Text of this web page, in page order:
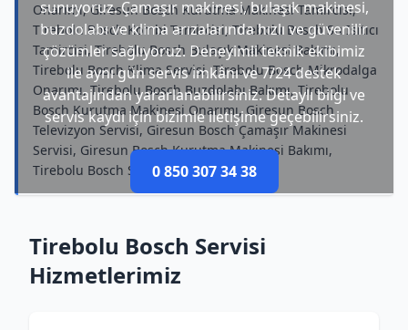
sunuyoruz. Çamaşır makinesi, bulaşık makinesi,
buzdolabı ve klima arızalarında hızlı ve güvenilir
çözümler sağlıyoruz. Deneyimli teknik ekibimiz
ile aynı gün servis imkânı ve 7/24 destek
avantajından yararlanabilirsiniz. Detaylı bilgi ve
servis kaydı için bizimle iletişime geçebilirsiniz.
0 850 307 34 38
Onarımı, Giresun Bosch Kurutma Makinesi Tamircisi,
Tirebolu Bosch Kombi Tamircisi, Tirebolu Bosch Su Isıtıcı
Tamircisi, Tirebolu Bosch Bulaşık Makinesi Bakımı,
Tirebolu Bosch Klima Servisi, Tirebolu Bosch Mikrodalga
Onarımı, Tirebolu Bosch Buzdolabı Bakımı, Tirebolu
Bosch Kurutma Makinesi Onarımı, Giresun Bosch
Televizyon Servisi, Giresun Bosch Çamaşır Makinesi
Servisi, Giresun Bosch Kurutma Makinesi Bakımı,
Tirebolu Bosch Su Isıtıcı Onarımı
Tirebolu Bosch Servisi
Hizmetlerimiz